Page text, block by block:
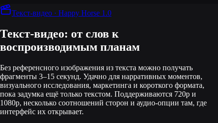
Текст-видео · Happy Horse 1.0
Текст-видео: от слов к
воспроизводимым планам
Без референсного изображения из текста можно получать
фрагменты 3–15 секунд. Удачно для нарративных моментов,
визуального исследования, маркетинга и короткого формата,
пока задумка ещё только текстом. Поддерживаются 720p и
1080p, несколько соотношений сторон и аудио-опции там, где
интерфейс их открывает.